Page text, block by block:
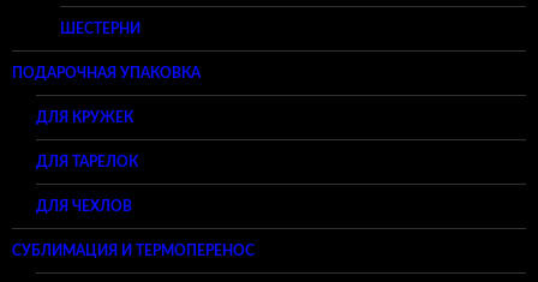
ШЕСТЕРНИ
ПОДАРОЧНАЯ УПАКОВКА
ДЛЯ КРУЖЕК
ДЛЯ ТАРЕЛОК
ДЛЯ ЧЕХЛОВ
СУБЛИМАЦИЯ И ТЕРМОПЕРЕНОС